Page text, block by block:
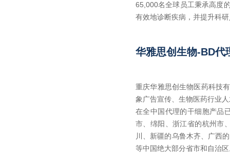
65,000名全球员工秉承高度
有效地诊断疾病，并提升科
华雅思创生物-BD代
重庆华雅思创生物医药科技
象广告宣传、生物医药行业
在全中国代理的干细胞产品
市、绵阳、浙江省的杭州市
川、新疆的乌鲁木齐、广西
等中国绝大部分省市和自治